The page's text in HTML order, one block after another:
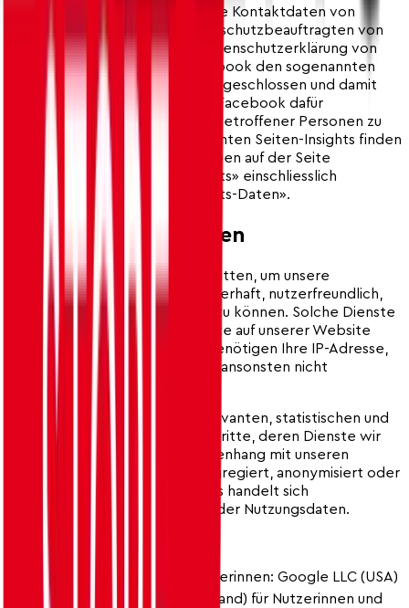
betroffenen Personen sowie die Kontaktdaten von
Facebook wie auch dem Datenschutzbeauftragten von
Facebook finden sich in der Datenschutzerklärung von
Facebook. Wir haben mit Facebook den sogenannten
«Zusatz für Verantwortliche» abgeschlossen und damit
insbesondere vereinbart, dass Facebook dafür
verantwortlich ist, die Rechte betroffener Personen zu
gewährleisten. Für die sogenannten Seiten-Insights finden
sich die entsprechenden Angaben auf der Seite
«Informationen zu Seiten-Insights» einschliesslich
«Informationen zu Seiten-Insights-Daten».
10. Dienste von Dritten
Wir verwenden Dienste von Dritten, um unsere
Aktivitäten und Tätigkeiten dauerhaft, nutzerfreundlich,
sicher und zuverlässig ausüben zu können. Solche Dienste
können auch dazu dienen, Inhalte auf unserer Website
einzubetten. Solche Dienste benötigen Ihre IP-Adresse,
da die entsprechenden Inhalte ansonsten nicht
übermittelt werden können.
Für ihre eigenen sicherheitsrelevanten, statistischen und
technischen Zwecke können Dritte, deren Dienste wir
verwenden, Daten im Zusammenhang mit unseren
Aktivitäten und Tätigkeiten aggregiert, anonymisiert oder
pseudonymisiert bearbeiten. Es handelt sich
beispielsweise um Leistungs- oder Nutzungsdaten.
Dienste von Google: Anbieterinnen: Google LLC (USA)
/ Google Ireland Limited (Irland) für Nutzerinnen und